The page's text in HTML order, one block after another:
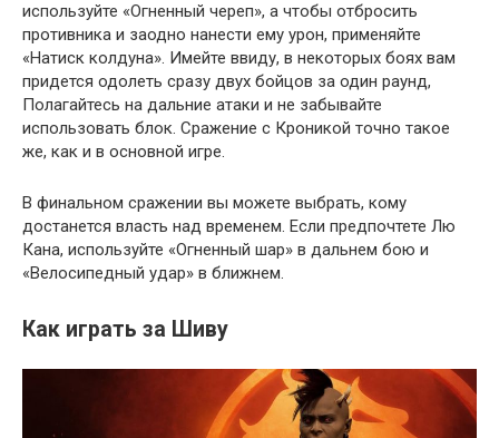
используйте «Огненный череп», а чтобы отбросить
противника и заодно нанести ему урон, применяйте
«Натиск колдуна». Имейте ввиду, в некоторых боях вам
придется одолеть сразу двух бойцов за один раунд,
Полагайтесь на дальние атаки и не забывайте
использовать блок. Сражение с Кроникой точно такое
же, как и в основной игре.
В финальном сражении вы можете выбрать, кому
достанется власть над временем. Если предпочтете Лю
Кана, используйте «Огненный шар» в дальнем бою и
«Велосипедный удар» в ближнем.
Как играть за Шиву